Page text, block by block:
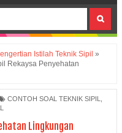
Istilah Teknik Sipil »
Rekaysa Penyehatan
CONTOH SOAL TEKNIK SIPIL
Lingkungan